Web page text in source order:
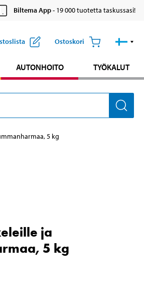
Biltema App- 19 000 tuotetta taskussasi!
Ostoskori
AUTONHOITO TYÖKALUT
5 kg
ja
5 kg